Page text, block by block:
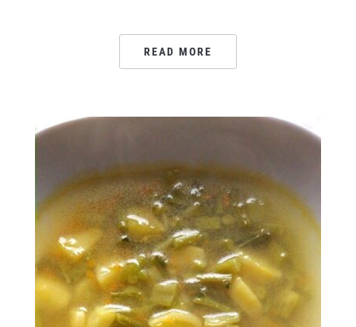
READ MORE